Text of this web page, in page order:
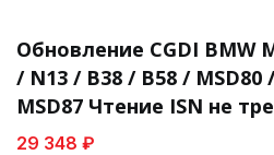
Обновление CGDI BMW
/ N13 / B38 / B58 / MSD80
MSD87 Чтение ISN не
29 348 ₽